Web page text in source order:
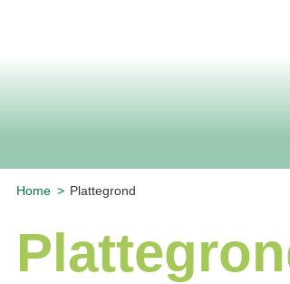
Home Plattegrond